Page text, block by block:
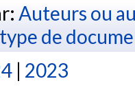
Auteurs ou
type de
| 2023